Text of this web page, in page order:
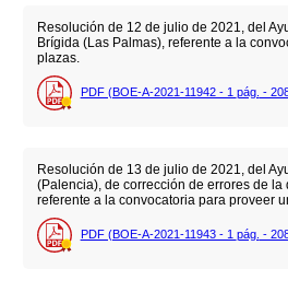
Resolución de 12 de julio de 2021, del
Brígida (Las Palmas), referente a la
plazas.
PDF (BOE-A-2021-11942 - 1 pág. -
Resolución de 13 de julio de 2021, del
(Palencia), de corrección de errores de la
referente a la convocatoria para proveer
PDF (BOE-A-2021-11943 - 1 pág. -